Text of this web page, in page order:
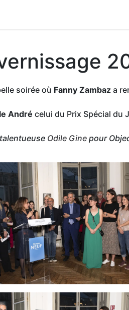
soirée où Fanny Zambaz a
André celui du Prix Spécial du
Odile Gine pour